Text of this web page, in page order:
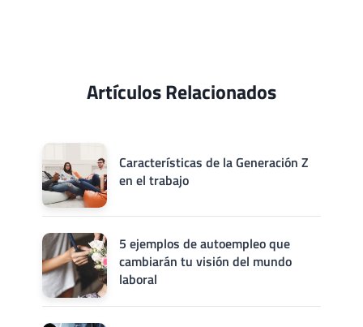
Artículos Relacionados
Características de la Generación Z
en el trabajo
5 ejemplos de autoempleo que
cambiarán tu visión del mundo
laboral